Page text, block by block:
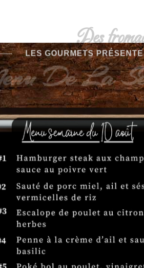
Des
La magie des
transporter vos
inoubliables. De
puissance d’un
Mais notre
charcuteries
Ensemble, ils
LES GOURMETS
De La